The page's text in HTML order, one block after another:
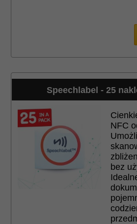
Speechlabel - 25
NFC
bez